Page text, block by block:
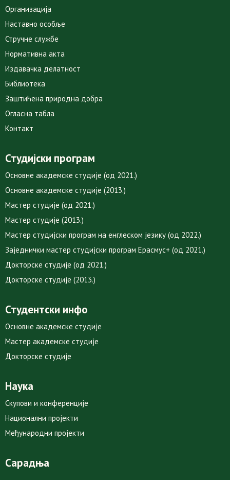
Организација
Наставно особље
Стручне службе
Нормативна акта
Издавачка делатност
Библиотека
Заштићена природна добра
Огласна табла
Контакт
Студијски програм
Основне академске студије (од 2021.)
Основне академске студије (2013.)
Мастер студије (од 2021.)
Мастер студије (2013.)
Мастер студијски програм на енглеском језику (од 2022.)
Заједнички мастер студијски програм Ерасмус+ (од 2021.)
Докторске студије (од 2021.)
Докторске студије (2013.)
Студентски инфо
Основне академске студије
Мастер академске студије
Докторске студије
Наука
Скупови и конференције
Национални пројекти
Међународни пројекти
Сарадња